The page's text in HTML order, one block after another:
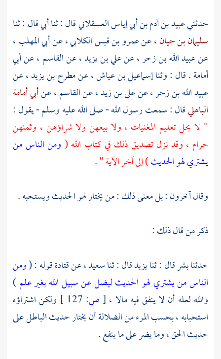
حدثنيعبيد بن آدم بن أبي إياس العسقلانيقال : ثنا أبي قال : ثنا
سليمان بن حيان ،عنعمرو بن قيس الكلابي ،عنأبي المهلب ،
عنعبيد الله بن زحر ،عنعلي بن يزيد ،عنالقاسم ،عنأبي
أمامة. قال : وثناإسماعيل بن عياش ،عنمطرح بن يزيد ،عن
عبيد الله بن زحر ،عنعلي بن زيد ،عنالقاسم ،عنأبي أمامة
الباهليقال : سمعت رسول الله - صلى الله عليه وسلم - يقول :
" لا يحل تعليم المغنيات ، ولا بيعهن ولا شراؤهن ، وثمنهن
حرام ، وقد نزل تصديق ذلك في كتاب الله ( ومن الناس من
يشتري لهو الحديث) إلى آخر الآية " .
وقال آخرون : بل معنى ذلك : من يختار لهو الحديث ويستحبه .
ذكر من قال ذلك :
حدثنابشرقال : ثنايزيدقال : ثناسعيد ،عنقتادةقوله : (ومن
الناس من يشتري لهو الحديث ليضل عن سبيل الله بغير علم)
والله لعله أن لا ينفق فيه مالا ، [ص:
ولكن اشتراؤه
استحبابه ، بحسب المرء من الضلالة أن يختار حديث الباطل على
حديث الحق ، وما يضر على ما ينفع .